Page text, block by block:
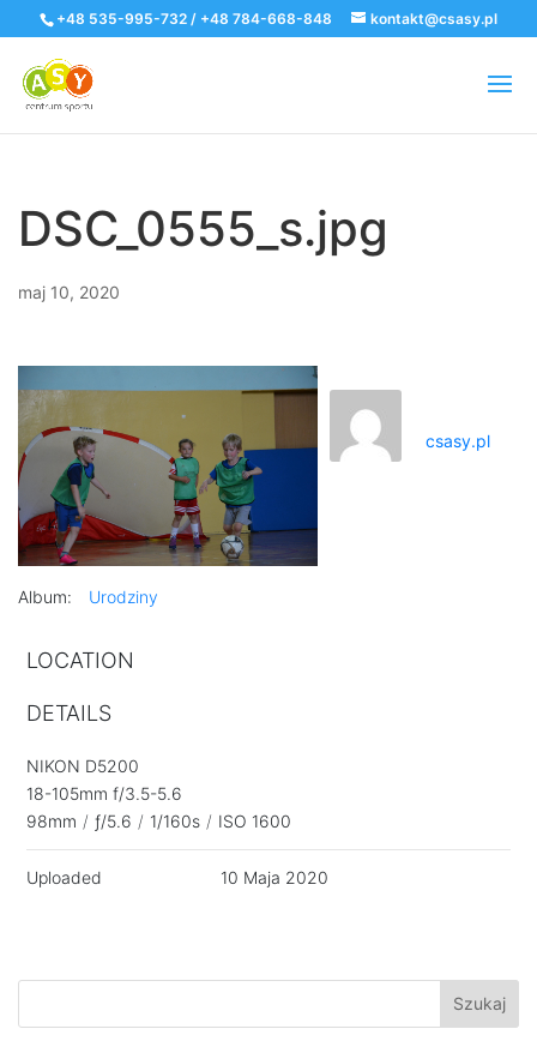
+48 535-995-732 / +48 784-668-848 kontakt@csasy.pl
DSC_0555_s.jpg
maj 10, 2020
csasy.pl
Album: Urodziny
LOCATION
DETAILS
NIKON D5200
18-105mm f/3.5-5.6
98mm / ƒ/5.6 / 1/160s / ISO 1600
Uploaded 10 Maja 2020